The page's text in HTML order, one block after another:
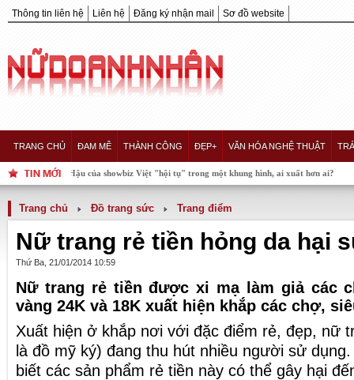
Thông tin liên hệ Liên hệ Đăng ký nhận mail Sơ đồ website
TRANG CHỦ ĐAM MÊ THÀNH CÔNG ĐẸP+ VĂN HÓA NGHỆ THUẬT
nàng Hậu của showbiz Việt "hội tụ" trong một khung hình, ai xuất hơn ai?
Trang chủ Đồ trang sức Trang điểm
Nữ trang rẻ tiền hỏng da hại
Thứ Ba, 21/01/2014 10:59
Nữ trang rẻ tiền được xi mạ làm giả các
vàng 24K và 18K xuất hiện khắp các chợ,
Xuất hiện ở khắp nơi với đặc điểm rẻ, đẹp, nữ
là đồ mỹ ký) đang thu hút nhiều người sử
biết các sản phẩm rẻ tiền này có thể gây hại